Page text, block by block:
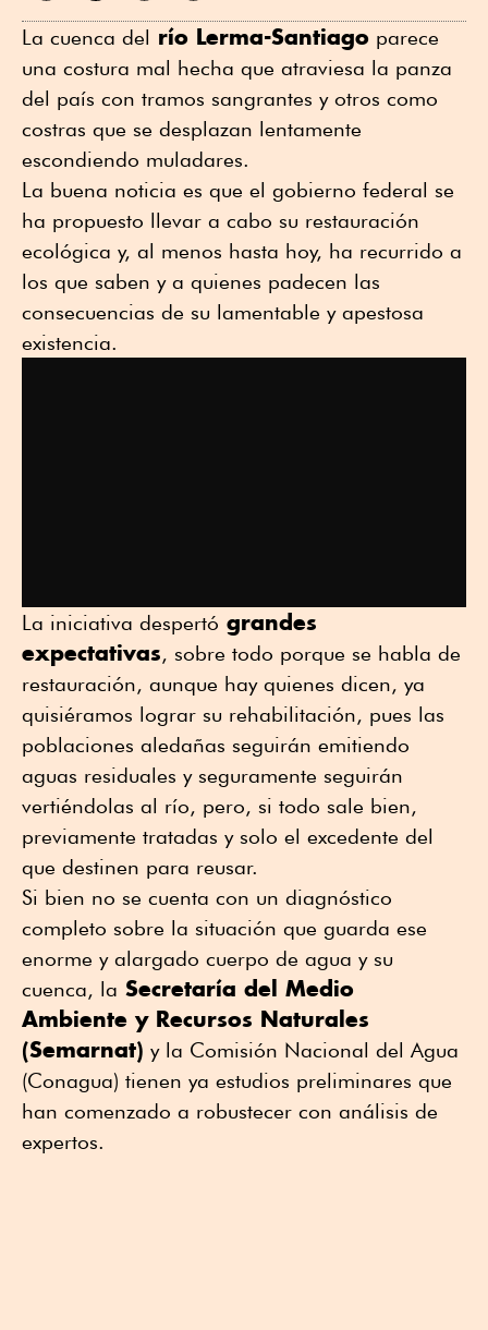
La cuenca del río Lerma-Santiago parece
una costura mal hecha que atraviesa la panza
del país con tramos sangrantes y otros como
costras que se desplazan lentamente
escondiendo muladares.
La buena noticia es que el gobierno federal se
ha propuesto llevar a cabo su restauración
ecológica y, al menos hasta hoy, ha recurrido a
los que saben y a quienes padecen las
consecuencias de su lamentable y apestosa
existencia.
La iniciativa despertó grandes
expectativas, sobre todo porque se habla de
restauración, aunque hay quienes dicen, ya
quisiéramos lograr su rehabilitación, pues las
poblaciones aledañas seguirán emitiendo
aguas residuales y seguramente seguirán
vertiéndolas al río, pero, si todo sale bien,
previamente tratadas y solo el excedente del
que destinen para reusar.
Si bien no se cuenta con un diagnóstico
completo sobre la situación que guarda ese
enorme y alargado cuerpo de agua y su
cuenca, la Secretaría del Medio
Ambiente y Recursos Naturales
(Semarnat) y la Comisión Nacional del Agua
(Conagua) tienen ya estudios preliminares que
han comenzado a robustecer con análisis de
expertos.